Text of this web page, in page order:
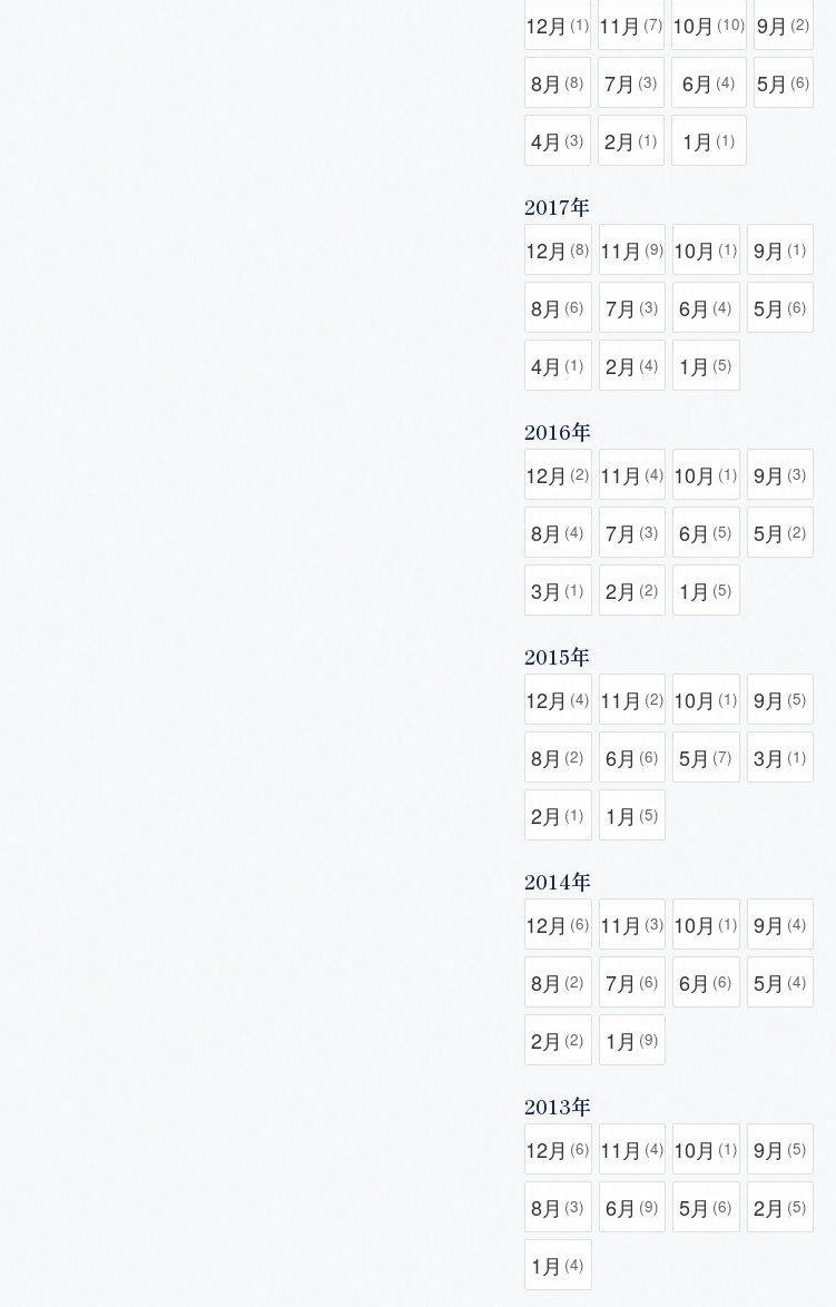
12月 (1) 11月 (7) 10月 (10) 9月 (2)
8月 (8) 7月 (3) 6月 (4) 5月 (6)
4月 (3) 2月 (1) 1月 (1)
2017年
12月 (8) 11月 (9) 10月 (1) 9月 (1)
8月 (6) 7月 (3) 6月 (4) 5月 (6)
4月 (1) 2月 (4) 1月 (5)
2016年
12月 (2) 11月 (4) 10月 (1) 9月 (3)
8月 (4) 7月 (3) 6月 (5) 5月 (2)
3月 (1) 2月 (2) 1月 (5)
2015年
12月 (4) 11月 (2) 10月 (1) 9月 (5)
8月 (2) 6月 (6) 5月 (7) 3月 (1)
2月 (1) 1月 (5)
2014年
12月 (6) 11月 (3) 10月 (1) 9月 (4)
8月 (2) 7月 (6) 6月 (6) 5月 (4)
2月 (2) 1月 (9)
2013年
12月 (6) 11月 (4) 10月 (1) 9月 (5)
8月 (3) 6月 (9) 5月 (6) 2月 (5)
1月 (4)